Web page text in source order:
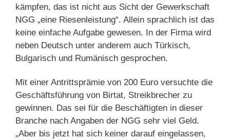
kämpfen, das ist nicht aus Sicht der Gewerkschaft
NGG „eine Riesenleistung“. Allein sprachlich ist das
keine einfache Aufgabe gewesen. In der Firma wird
neben Deutsch unter anderem auch Türkisch,
Bulgarisch und Rumänisch gesprochen.
Mit einer Antrittsprämie von 200 Euro versuchte die
Geschäftsführung von Birtat, Streikbrecher zu
gewinnen. Das sei für die Beschäftigten in dieser
Branche nach Angaben der NGG sehr viel Geld.
„Aber bis jetzt hat sich keiner darauf eingelassen,